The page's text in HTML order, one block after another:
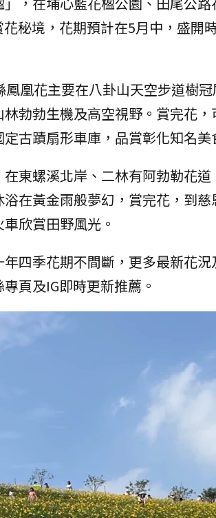
秘境，花期預計在5月中，盛開
凰花主要在八卦山天空步道樹
勃勃生機及高空視野。賞完花
古蹟扇形車庫，品賞彰化知名美
東螺溪北岸、二林有阿勃勒花
在黃金雨般夢幻，賞完花，到慈
欣賞田野風光。
四季花期不間斷，更多最新花
頁及IG即時更新推薦。